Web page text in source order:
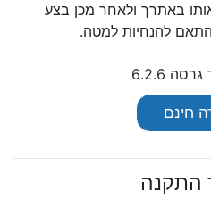
באתרך ולאחר מכן בצע
להנחיות למטה.
6.2.6
חינם
התקנה